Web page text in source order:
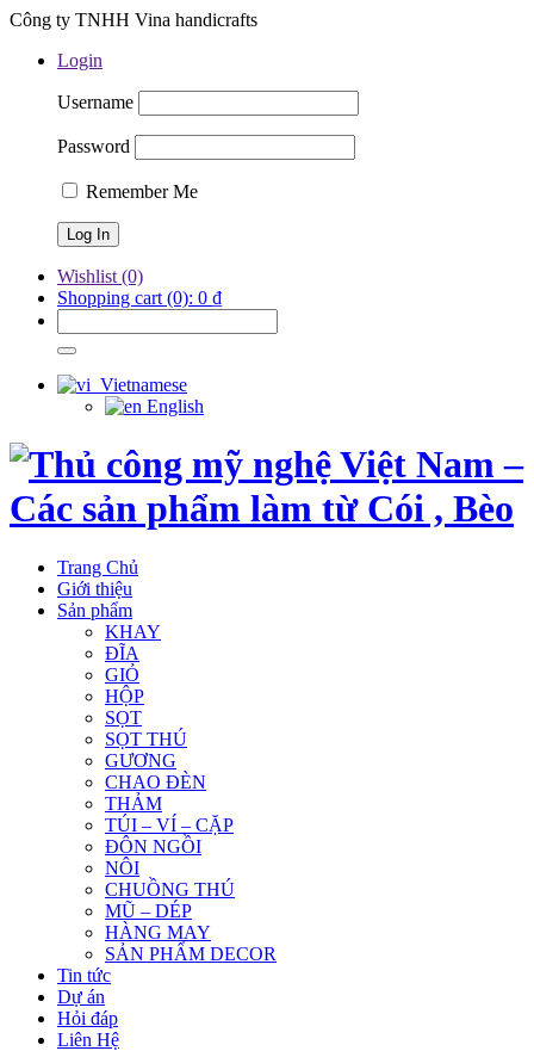
Công ty TNHH Vina handicrafts
Login
Username
Password
Remember Me
Wishlist (0)
Shopping cart (0): 0 ₫
Vietnamese
English
Trang Chủ
Giới thiệu
Sản phẩm
KHAY
ĐĨA
GIỎ
HỘP
SỌT
SỌT THÚ
GƯƠNG
CHAO ĐÈN
THẢM
TÚI – VÍ – CẶP
ĐÔN NGỒI
NÔI
CHUỒNG THÚ
MŨ – DÉP
HÀNG MAY
SẢN PHẨM DECOR
Tin tức
Dự án
Hỏi đáp
Liên Hệ